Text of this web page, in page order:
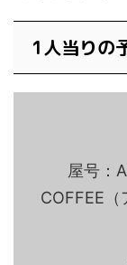
1人当りの
屋号：
COFFEE（